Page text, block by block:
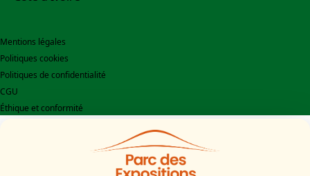
Mentions légales
Politiques cookies
Politiques de confidentialité
CGU
Éthique et conformité